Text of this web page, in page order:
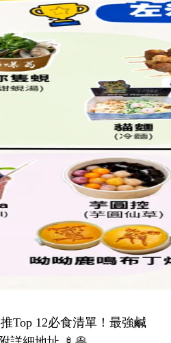
Top 12必食清單！最強鹹